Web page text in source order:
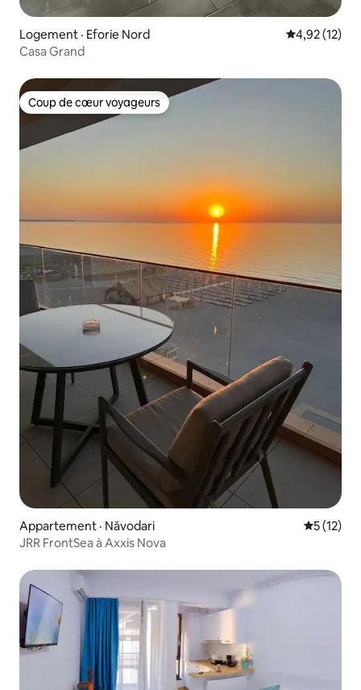
Logement · Eforie Nord Note
4,92 (12)
Casa Grand
Coup de cœur voyageurs
Coup de cœur voyageurs
Appartement · Năvodari Note
5 (12)
JRR FrontSea à Axxis Nova